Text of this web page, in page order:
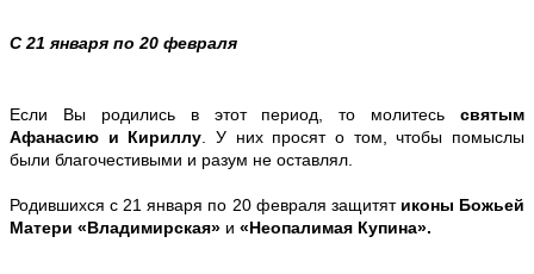
С 21 января по 20 февраля
Если Вы родились в этот период, то молитесь святым
Афанасию и Кириллу. У них просят о том, чтобы помыслы
были благочестивыми и разум не оставлял.
Родившихся с 21 января по 20 февраля защитят иконы Божьей
Матери «Владимирская» и «Неопалимая Купина».